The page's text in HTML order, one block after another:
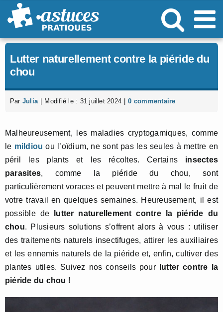
Passer
au
Lutter naturellement contre la piéride du
chou
Par Julia Modifié le : 31 juillet 2024 0 commentaire
Malheureusement, les maladies cryptogamiques, comme
le mildiou ou l’oïdium, ne sont pas les seules à mettre en
péril les plants et les récoltes. Certains insectes
parasites, comme la piéride du chou, sont
particulièrement voraces et peuvent mettre à mal le fruit de
votre travail en quelques semaines. Heureusement, il est
possible de lutter naturellement contre la piéride du
chou. Plusieurs solutions s’offrent alors à vous : utiliser
des traitements naturels insectifuges, attirer les auxiliaires
et les ennemis naturels de la piéride et, enfin, cultiver des
plantes utiles. Suivez nos conseils pour
lutter contre la
piéride du chou !